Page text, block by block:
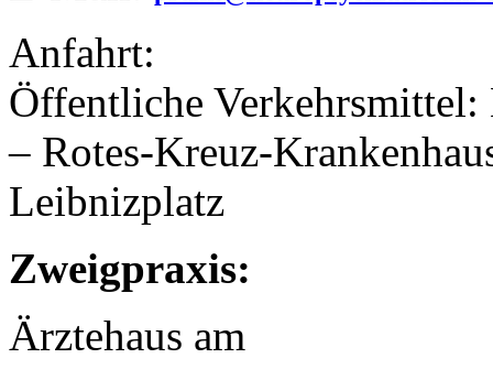
Anfahrt:
Öffentliche
– Rotes-Kreuz-
Leibnizplatz
Zweigpraxis:
Ärztehaus am